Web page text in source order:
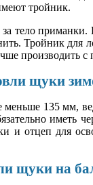
тройник.
тело приманки.
Тройник
производить
щуки
135 мм,
иметь
и отцеп для
щуки на